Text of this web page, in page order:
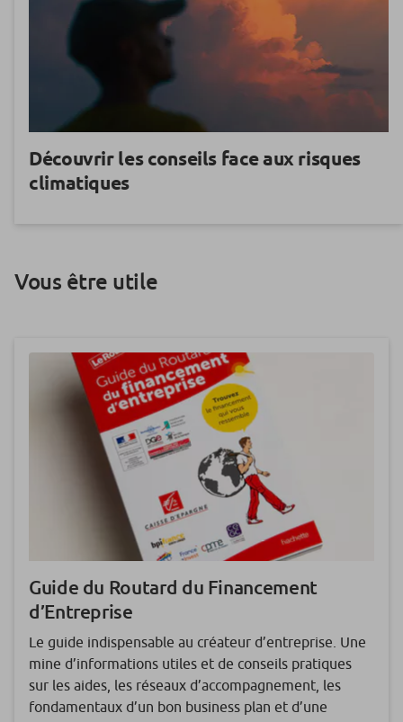
Découvrir les conseils face aux risques
climatiques
Vous être utile
Guide du Routard du Financement
d’Entreprise
Le guide indispensable au créateur d’entreprise. Une
mine d’informations utiles et de conseils pratiques
sur les aides, les réseaux d’accompagnement, les
fondamentaux d’un bon business plan et d’une